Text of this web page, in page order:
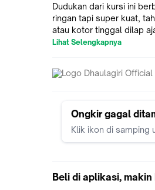
Dudukan dari kursi ini
ringan tapi super kuat,
atau kotor tinggal dilap
gampang sobek walau
camping, atau sekadar
Berat : 420gr
Warna : Biru, Merah, Hitam
Ingat camping, ingat
Udah pakai Dhaulagiri
Lihat Selengkapnya
Ongkir gagal
Klik ikon di samping
Beli di aplikasi,